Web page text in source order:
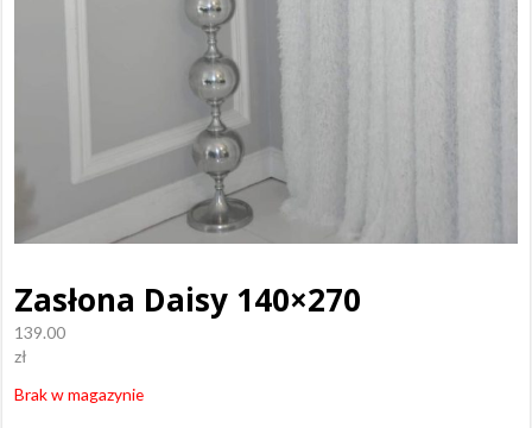
Zasłona Daisy 140×270
139.00
zł
Brak w magazynie